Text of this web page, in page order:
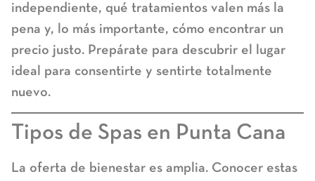
independiente, qué tratamientos valen más la
pena y, lo más importante, cómo encontrar un
precio justo. Prepárate para descubrir el lugar
ideal para consentirte y sentirte totalmente
nuevo.
Tipos de Spas en Punta Cana
La oferta de bienestar es amplia. Conocer estas